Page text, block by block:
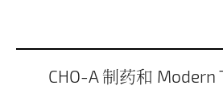
CHO-A 制药和